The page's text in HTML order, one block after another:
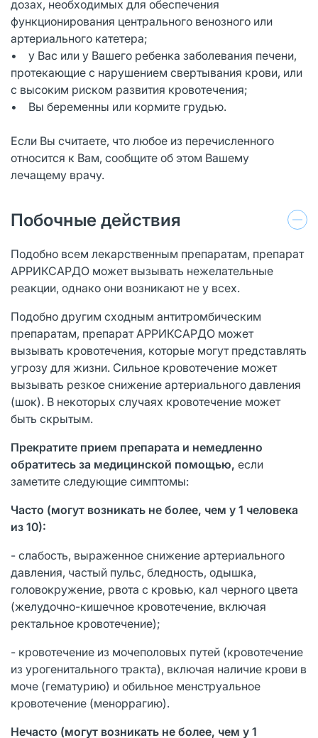
дозах, необходимых для обеспечения
функционирования центрального венозного или
артериального катетера;
• у Вас или у Вашего ребенка заболевания печени,
протекающие с нарушением свертывания крови, или
с высоким риском развития кровотечения;
• Вы беременны или кормите грудью.
Если Вы считаете, что любое из перечисленного
относится к Вам, сообщите об этом Вашему
лечащему врачу.
Побочные действия
Подобно всем лекарственным препаратам, препарат
АРРИКСАРДО может вызывать нежелательные
реакции, однако они возникают не у всех.
Подобно другим сходным антитромбическим
препаратам, препарат АРРИКСАРДО может
вызывать кровотечения, которые могут представлять
угрозу для жизни. Сильное кровотечение может
вызывать резкое снижение артериального давления
(шок). В некоторых случаях кровотечение может
быть скрытым.
Прекратите прием препарата и немедленно
обратитесь за медицинской помощью, если
заметите следующие симптомы:
Часто (могут возникать не более, чем у 1 человека
из 10):
- слабость, выраженное снижение артериального
давления, частый пульс, бледность, одышка,
головокружение, рвота с кровью, кал черного цвета
(желудочно-кишечное кровотечение, включая
ректальное кровотечение);
- кровотечение из мочеполовых путей (кровотечение
из урогенитального тракта), включая наличие крови в
моче (гематурию) и обильное менструальное
кровотечение (меноррагию).
Нечасто (могут возникать не более, чем у 1